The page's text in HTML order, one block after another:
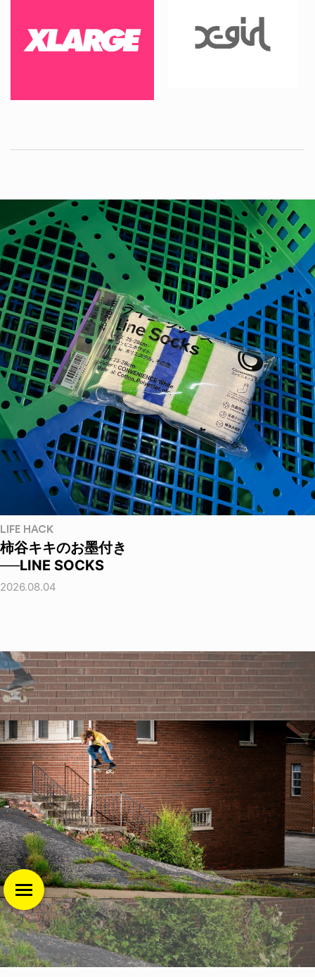
LIFE HACK
柿谷キキのお墨付き
──LINE SOCKS
2026.08.04